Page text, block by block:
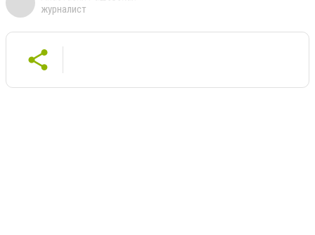
журналист